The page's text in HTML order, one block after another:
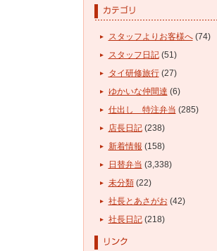
スタッフよりお客様へ(74)
スタッフ日記(51)
タイ研修旅行(27)
ゆかいな仲間達 (6)
仕出し 特注弁当 (285)
店長日記(238)
新着情報 (158)
日替弁当 (3,338)
未分類(22)
社長とあさがお (42)
社長日記(218)